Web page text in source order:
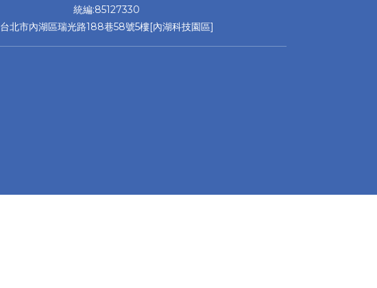
統編:85127330
台北市內湖區瑞光路188巷58號5樓[內湖科技園區]